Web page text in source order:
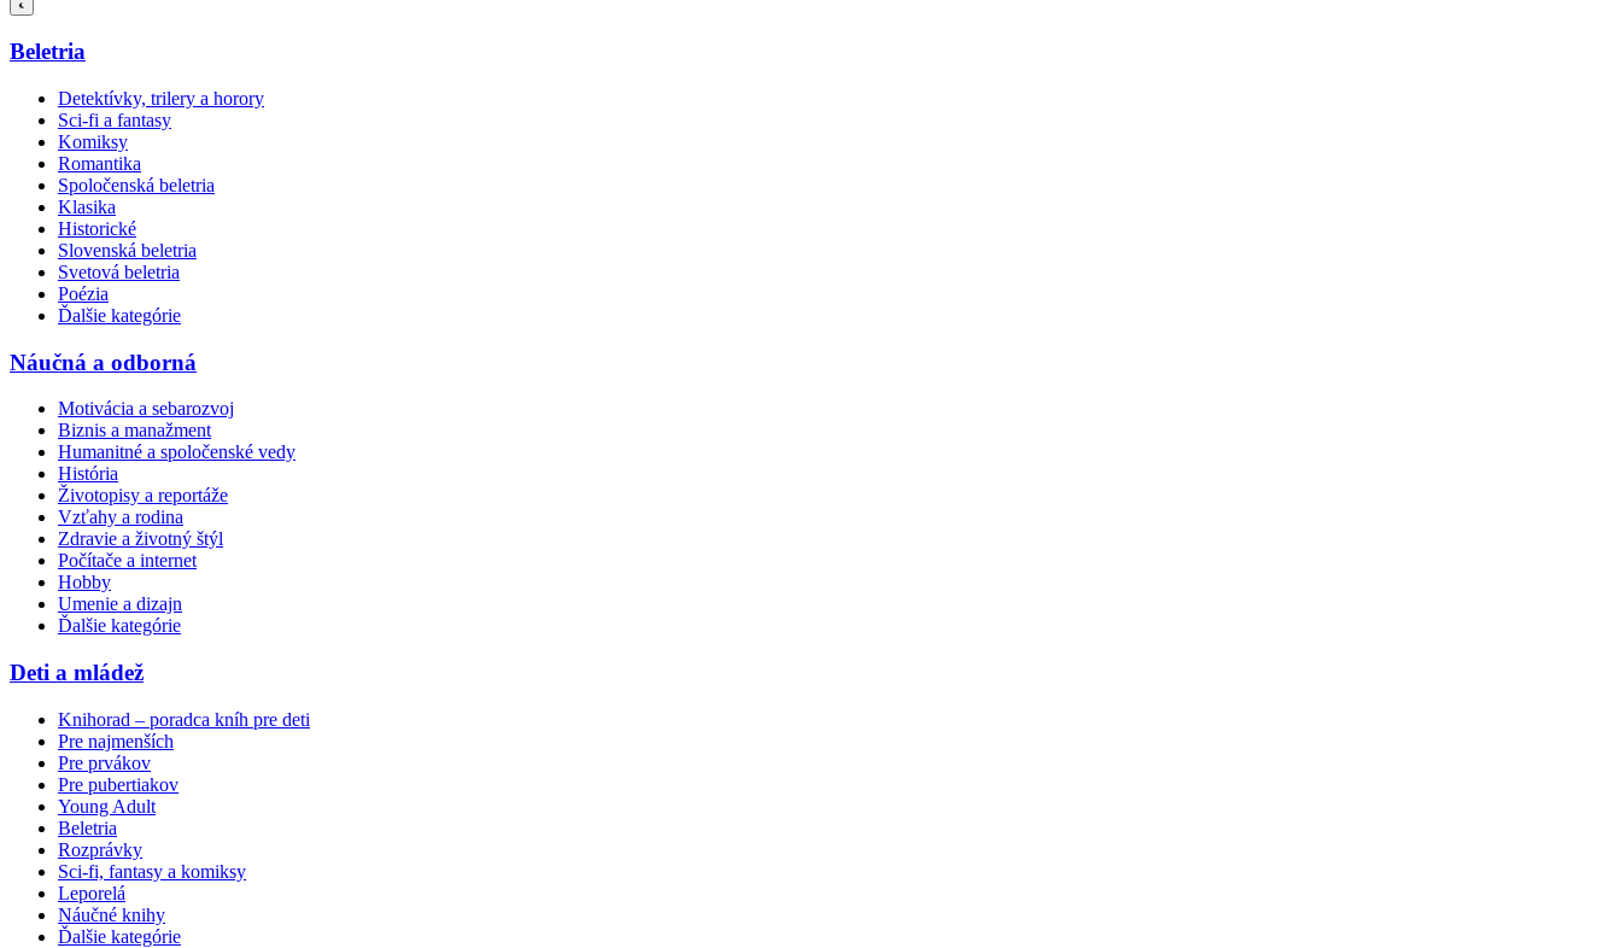
Beletria
Detektívky, trilery a horory
Sci-fi a fantasy
Komiksy
Romantika
Spoločenská beletria
Klasika
Historické
Slovenská beletria
Svetová beletria
Poézia
Ďalšie kategórie
Náučná a odborná
Motivácia a sebarozvoj
Biznis a manažment
Humanitné a spoločenské vedy
História
Životopisy a reportáže
Vzťahy a rodina
Zdravie a životný štýl
Počítače a internet
Hobby
Umenie a dizajn
Ďalšie kategórie
Deti a mládež
Knihorad – poradca kníh pre deti
Pre najmenších
Pre prvákov
Pre pubertiakov
Young Adult
Beletria
Rozprávky
Sci-fi, fantasy a komiksy
Leporelá
Náučné knihy
Ďalšie kategórie